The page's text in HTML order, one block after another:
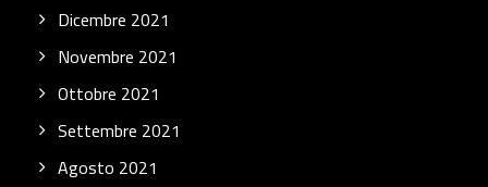
Dicembre 2021
Novembre 2021
Ottobre 2021
Settembre 2021
Agosto 2021